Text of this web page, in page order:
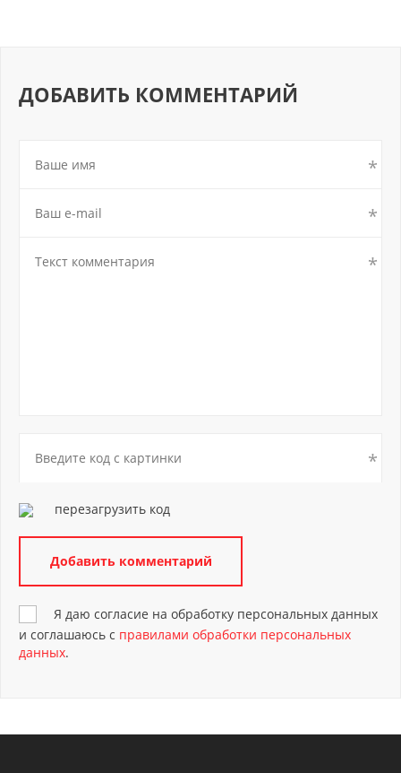
ДОБАВИТЬ КОММЕНТАРИЙ
перезагрузить код
Я даю согласие на обработку персональных данных
и соглашаюсь с правилами обработки персональных
данных.